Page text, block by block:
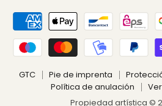
GTC Pie de imprenta
Política de anulación
Propiedad artística ©